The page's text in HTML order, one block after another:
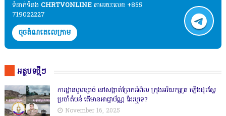
ទំនាក់ទំនង​​ CHRTVONLINE តាមរយៈលេខ +855
719022227
ចុចតំណតេលេក្រាម
អត្ថបទថ្មីៗ
ការដ្ឋានបូមខ្សាច់ នៅសង្កាត់ព្រែកអំពិល ក្រុងអរិយក្សត្រ ឡើងដុះស្លែ
ប្រចាំតំបន់ តើមានអាជ្ញាប័ណ្ណ ដែរឬទេ?
November 16, 2025